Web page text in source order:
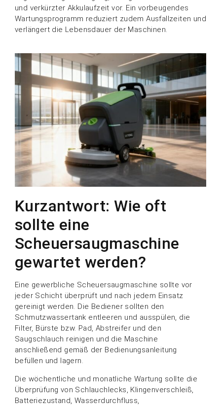
und verkürzter Akkulaufzeit vor. Ein vorbeugendes
Wartungsprogramm reduziert zudem Ausfallzeiten und
verlängert die Lebensdauer der Maschinen.
Kurzantwort: Wie oft
sollte eine
Scheuersaugmaschine
gewartet werden?
Eine gewerbliche Scheuersaugmaschine sollte vor
jeder Schicht überprüft und nach jedem Einsatz
gereinigt werden. Die Bediener sollten den
Schmutzwassertank entleeren und ausspülen, die
Filter, Bürste bzw. Pad, Abstreifer und den
Saugschlauch reinigen und die Maschine
anschließend gemäß der Bedienungsanleitung
befüllen und lagern.
Die wöchentliche und monatliche Wartung sollte die
Überprüfung von Schlauchlecks, Klingenverschleiß,
Batteriezustand, Wasserdurchfluss,